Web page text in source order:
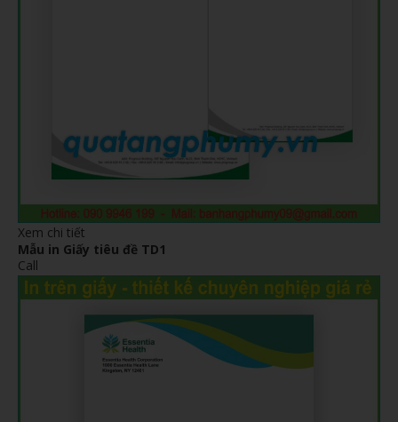
Xem chi tiết
Mẫu in Giấy tiêu đề TD1
Call